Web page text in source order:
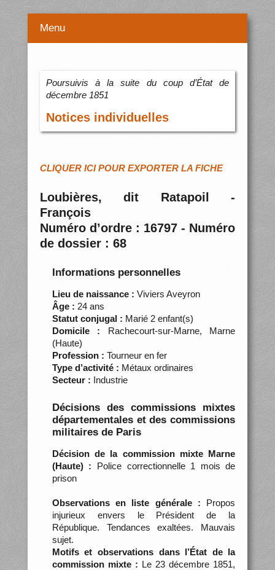
Menu
Poursuivis à la suite du coup d’État de
décembre 1851
Notices individuelles
CLIQUER ICI POUR EXPORTER LA FICHE
Loubières, dit Ratapoil -
François
Numéro d’ordre : 16797 - Numéro
de dossier : 68
Informations personnelles
Lieu de naissance : Viviers Aveyron
Âge : 24 ans
Statut conjugal : Marié 2 enfant(s)
Domicile : Rachecourt-sur-Marne, Marne
(Haute)
Profession : Tourneur en fer
Type d’activité : Métaux ordinaires
Secteur : Industrie
Décisions des commissions mixtes
départementales et des commissions
militaires de Paris
Décision de la commission mixte Marne
(Haute) : Police correctionnelle 1 mois de
prison
Observations en liste générale : Propos
injurieux envers le Président de la
République. Tendances exaltées. Mauvais
sujet.
Motifs et observations dans l’État de la
commission mixte : Le 23 décembre 1851,